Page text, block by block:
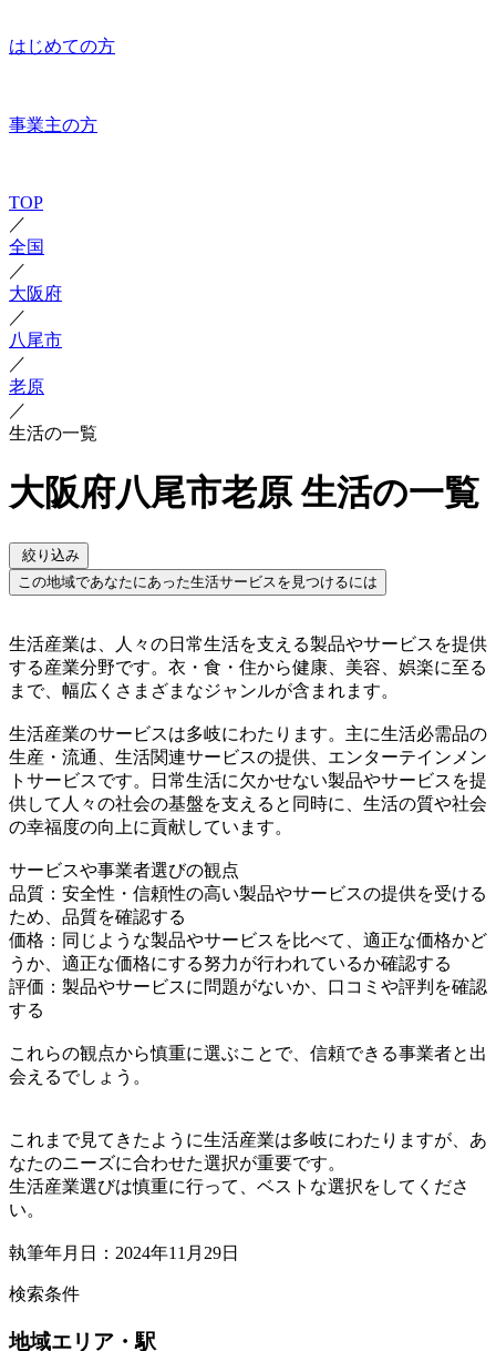
はじめての方
事業主の方
TOP
／
全国
／
大阪府
／
八尾市
／
老原
／
生活の一覧
大阪府八尾市老原 生活の一覧
絞り込み
この地域であなたにあった生活サービスを見つけるには
生活産業は、人々の日常生活を支える製品やサービスを提供
する産業分野です。衣・食・住から健康、美容、娯楽に至る
まで、幅広くさまざまなジャンルが含まれます。
生活産業のサービスは多岐にわたります。主に生活必需品の
生産・流通、生活関連サービスの提供、エンターテインメン
トサービスです。日常生活に欠かせない製品やサービスを提
供して人々の社会の基盤を支えると同時に、生活の質や社会
の幸福度の向上に貢献しています。
サービスや事業者選びの観点
品質：安全性・信頼性の高い製品やサービスの提供を受ける
ため、品質を確認する
価格：同じような製品やサービスを比べて、適正な価格かど
うか、適正な価格にする努力が行われているか確認する
評価：製品やサービスに問題がないか、口コミや評判を確認
する
これらの観点から慎重に選ぶことで、信頼できる事業者と出
会えるでしょう。
これまで見てきたように生活産業は多岐にわたりますが、あ
なたのニーズに合わせた選択が重要です。
生活産業選びは慎重に行って、ベストな選択をしてくださ
い。
執筆年月日：2024年11月29日
検索条件
地域エリア・駅